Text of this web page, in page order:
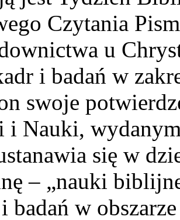
Czytania
u
i badań w
swoje
i Nauki,
się w
– „nauki
badań w